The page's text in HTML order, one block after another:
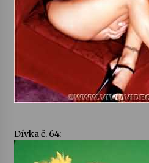
Dívka č. 64: